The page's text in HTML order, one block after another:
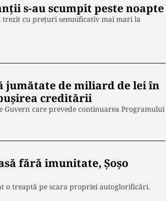
s-au scumpit peste noapte
trezit cu prețuri semnificativ mai mari la
jumătate de miliard de lei în
creditării
care prevede continuarea Programului
fără imunitate, Șoșo
o treaptă pe scara propriei autoglorificări.